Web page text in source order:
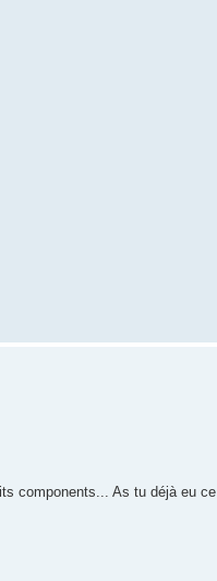
components... As tu déjà eu ce